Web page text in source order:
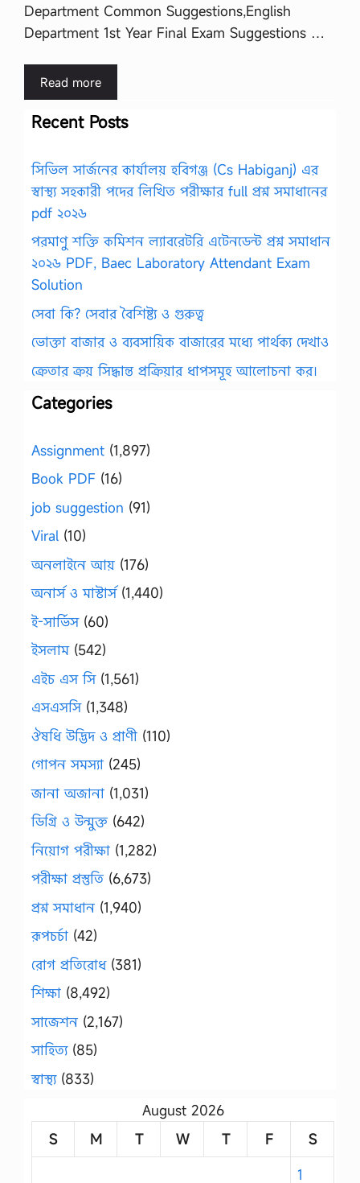
Department Common Suggestions,English
Department 1st Year Final Exam Suggestions …
Read more
Recent Posts
সিভিল সার্জনের কার্যালয় হবিগঞ্জ (Cs Habiganj) এর
স্বাস্থ্য সহকারী পদের লিখিত পরীক্ষার full প্রশ্ন সমাধানের
pdf ২০২৬
পরমাণু শক্তি কমিশন ল্যাবরেটরি এটেনডেন্ট প্রশ্ন সমাধান
২০২৬ PDF, Baec Laboratory Attendant Exam
Solution
সেবা কি? সেবার বৈশিষ্ট্য ও গুরুত্ব
ভোক্তা বাজার ও ব্যবসায়িক বাজারের মধ্যে পার্থক্য দেখাও
ক্রেতার ক্রয় সিদ্ধান্ত প্রক্রিয়ার ধাপসমূহ আলোচনা কর।
Categories
Assignment (1,897)
Book PDF (16)
job suggestion (91)
Viral (10)
অনলাইনে আয় (176)
অনার্স ও মাস্টার্স(1,440)
ই-সার্ভিস(60)
ইসলাম(542)
এইচ এস সি(1,561)
এসএসসি(1,348)
ঔষধি উদ্ভিদ ও প্রাণী (110)
গোপন সমস্যা (245)
জানা অজানা (1,031)
ডিগ্রি ও উন্মুক্ত (642)
নিয়োগ পরীক্ষা (1,282)
পরীক্ষা প্রস্তুতি (6,673)
প্রশ্ন সমাধান (1,940)
রূপচর্চা (42)
রোগ প্রতিরোধ(381)
শিক্ষা (8,492)
সাজেশন (2,167)
সাহিত্য(85)
স্বাস্থ্য(833)
August 2026
S
M T W T F
S
1